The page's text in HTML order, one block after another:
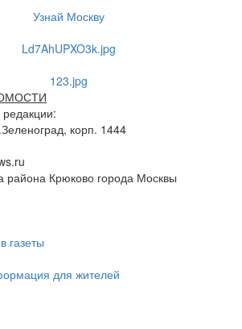
корп. 1444
района Крюково города Москвы
газеты
для жителей